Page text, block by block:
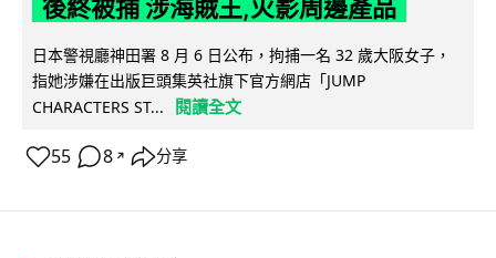
後終被捕 涉海賊王,火影周邊產品
日本警視廳神田署 8 月 6 日公布，拘捕一名 32 歲大阪女子，
指她涉嫌在出版巨頭集英社旗下官方網店「JUMP
CHARACTERS ST...
閱讀全文
55 8 ↗ 分享